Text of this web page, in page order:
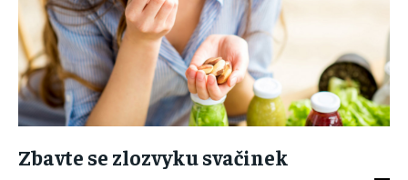
Zbavte se zlozvyku svačinek